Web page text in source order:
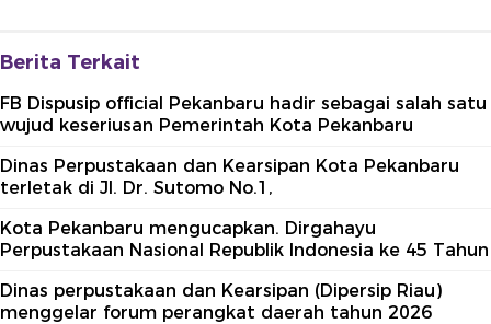
Berita Terkait
FB Dispusip official Pekanbaru hadir sebagai salah satu
wujud keseriusan Pemerintah Kota Pekanbaru
Dinas Perpustakaan dan Kearsipan Kota Pekanbaru
terletak di Jl. Dr. Sutomo No.1,
Kota Pekanbaru mengucapkan. Dirgahayu
Perpustakaan Nasional Republik Indonesia ke 45 Tahun
Dinas perpustakaan dan Kearsipan (Dipersip Riau)
menggelar forum perangkat daerah tahun 2026